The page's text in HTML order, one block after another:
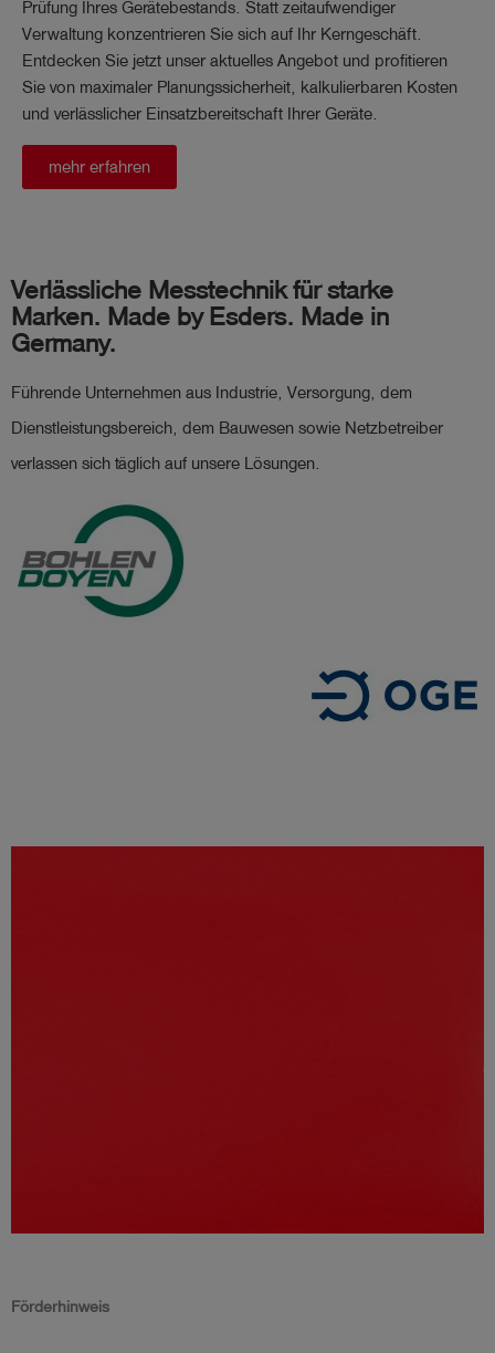
Prüfung Ihres Gerätebestands. Statt zeitaufwendiger
Verwaltung konzentrieren Sie sich auf Ihr Kerngeschäft.
Entdecken Sie jetzt unser aktuelles Angebot und profitieren
Sie von maximaler Planungssicherheit, kalkulierbaren Kosten
und verlässlicher Einsatzbereitschaft Ihrer Geräte.
mehr erfahren
Verlässliche Messtechnik für starke
Marken. Made by Esders. Made in
Germany.
Führende Unternehmen aus Industrie, Versorgung, dem
Dienstleistungsbereich, dem Bauwesen sowie Netzbetreiber
verlassen sich täglich auf unsere Lösungen.
Esders NEWSLETTER -
Förderhinweis